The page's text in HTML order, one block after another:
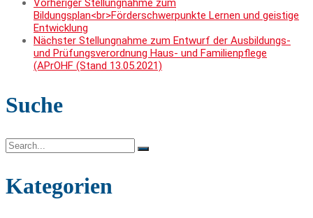
Vorheriger Stellungnahme zum
Bildungsplan<br>Förderschwerpunkte Lernen und geistige
Entwicklung
Nächster Stellungnahme zum Entwurf der Ausbildungs-
und Prüfungsverordnung Haus- und Familienpflege
(APrOHF (Stand 13.05.2021)
Suche
Search
for:
Kategorien